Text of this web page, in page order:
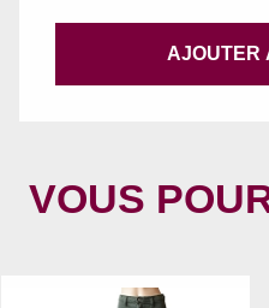
AJOUTER
VOUS